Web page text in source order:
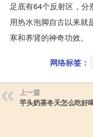
足底有64个反射区，分
用热水泡脚自古以来就
寒和养肾的神奇功效。
网络标签：
上一篇
芋头奶茶冬天怎么吃好